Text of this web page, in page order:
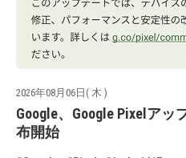
2026年08月06日( 木 )
Google、Google Pixelアッ
布開始